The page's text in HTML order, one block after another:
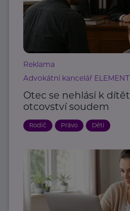
Reklama
Advokátní kancelář
Otec se nehlásí k
otcovství soudem
Rodič Právo Děti